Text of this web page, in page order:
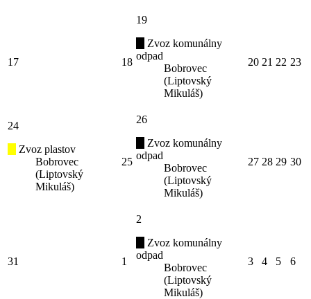
17 18
19
Zvoz komunálny
odpad
Bobrovec
(Liptovský
Mikuláš)
20 21 22 23
24
Zvoz plastov
Bobrovec
(Liptovský
Mikuláš)
25
26
Zvoz komunálny
odpad
Bobrovec
(Liptovský
Mikuláš)
27 28 29 30
31 1
2
Zvoz komunálny
odpad
Bobrovec
(Liptovský
Mikuláš)
3 4 5 6